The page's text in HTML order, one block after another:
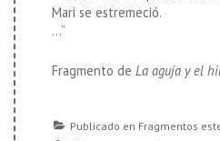
Mari se estremeció.
…”
Fragmento de La aguja y el
Publicado en Fragmentos